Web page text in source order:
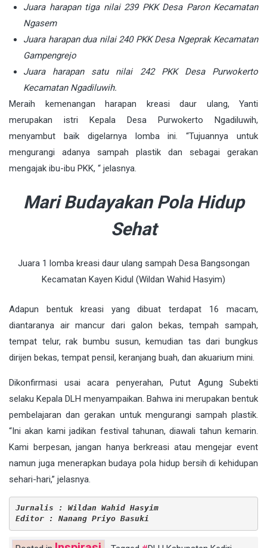
Juara harapan tiga nilai 239 PKK Desa Paron Kecamatan
Ngasem
Juara harapan dua nilai 240 PKK Desa Ngeprak Kecamatan
Gampengrejo
Juara harapan satu nilai 242 PKK Desa Purwokerto
Kecamatan Ngadiluwih.
Meraih kemenangan harapan kreasi daur ulang, Yanti
merupakan istri Kepala Desa Purwokerto Ngadiluwih,
menyambut baik digelarnya lomba ini. “Tujuannya untuk
mengurangi adanya sampah plastik dan sebagai gerakan
mengajak ibu-ibu PKK, “ jelasnya.
Mari Budayakan Pola Hidup
Sehat
Juara 1 lomba kreasi daur ulang sampah Desa Bangsongan
Kecamatan Kayen Kidul (Wildan Wahid Hasyim)
Adapun bentuk kreasi yang dibuat terdapat 16 macam,
diantaranya air mancur dari galon bekas, tempah sampah,
tempat telur, rak bumbu susun, kemudian tas dari bungkus
dirijen bekas, tempat pensil, keranjang buah, dan akuarium mini.
Dikonfirmasi usai acara penyerahan, Putut Agung Subekti
selaku Kepala DLH menyampaikan. Bahwa ini merupakan bentuk
pembelajaran dan gerakan untuk mengurangi sampah plastik.
“Ini akan kami jadikan festival tahunan, diawali tahun kemarin.
Kami berpesan, jangan hanya berkreasi atau mengejar event
namun juga menerapkan budaya pola hidup bersih di kehidupan
sehari-hari,” jelasnya.
Jurnalis : Wildan Wahid Hasyim
Editor : Nanang Priyo Basuki